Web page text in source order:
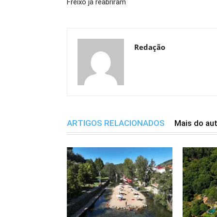
Freixo já reabriram
Redação
ARTIGOS RELACIONADOS Mais do